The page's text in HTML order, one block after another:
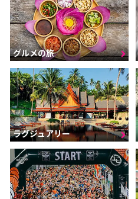
グルメの旅
ラグジュアリー